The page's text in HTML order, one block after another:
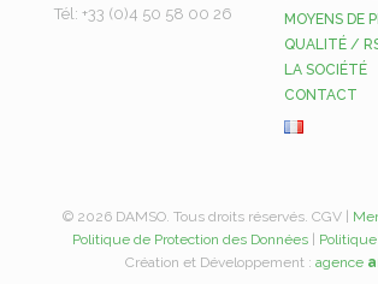
Tél: +33 (0)4 50 58 00 26
MOYENS DE
QUALITÉ /
LA SOCIÉTÉ
CONTACT
© 2026 DAMSO. Tous droits réservés. CGV |
Politique de Protection des Données |
Création et Développement : agence